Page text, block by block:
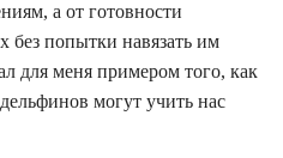
а от готовности
без попытки навязать им
для меня примером того, как
могут учить нас